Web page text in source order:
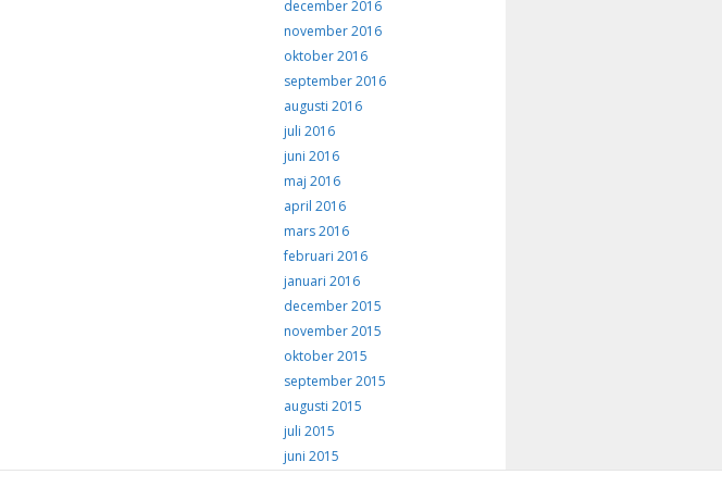
december 2016
november 2016
oktober 2016
september 2016
augusti 2016
juli 2016
juni 2016
maj 2016
april 2016
mars 2016
februari 2016
januari 2016
december 2015
november 2015
oktober 2015
september 2015
augusti 2015
juli 2015
juni 2015